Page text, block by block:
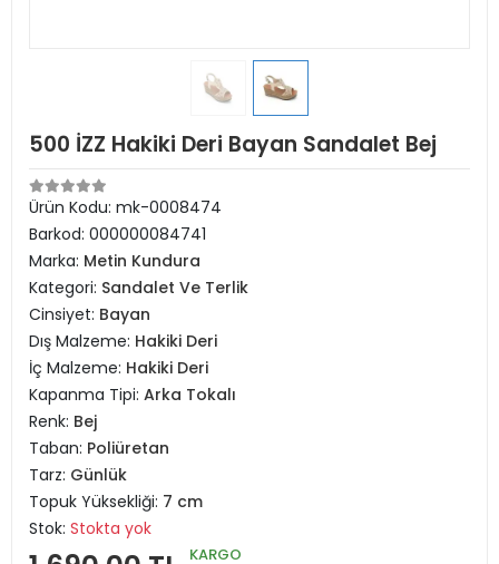
500 İZZ Hakiki Deri Bayan Sandalet Bej
Ürün Kodu: mk-0008474
Barkod: 000000084741
Marka: Metin Kundura
Kategori: Sandalet Ve Terlik
Cinsiyet: Bayan
Dış Malzeme: Hakiki Deri
İç Malzeme: Hakiki Deri
Kapanma Tipi: Arka Tokalı
Renk: Bej
Taban: Poliüretan
Tarz: Günlük
Topuk Yüksekliği: 7 cm
Stok: Stokta yok
KARGO